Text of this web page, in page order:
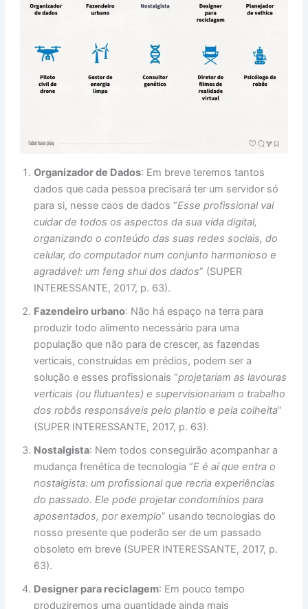
Organizador de Dados: Em breve teremos tantos
dados que cada pessoa precisará ter um servidor só
para si, nesse caos de dados “Esse profissional vai
cuidar de todos os aspectos da sua vida digital,
organizando o conteúdo das suas redes sociais, do
celular, do computador num conjunto harmonioso e
agradável: um feng shui dos dados” (SUPER
INTERESSANTE, 2017, p. 63).
Fazendeiro urbano: Não há espaço na terra para
produzir todo alimento necessário para uma
população que não para de crescer, as fazendas
verticais, construídas em prédios, podem ser a
solução e esses profissionais “projetariam as lavouras
verticais (ou flutuantes) e supervisionariam o trabalho
dos robôs responsáveis pelo plantio e pela colheita”
(SUPER INTERESSANTE, 2017, p. 63).
Nostalgista: Nem todos conseguirão acompanhar a
mudança frenética de tecnologia “E é aí que entra o
nostalgista: um profissional que recria experiências
do passado. Ele pode projetar condomínios para
aposentados, por exemplo” usando tecnologias do
nosso presente que poderão ser de um passado
obsoleto em breve (SUPER INTERESSANTE, 2017, p.
63).
Designer para reciclagem: Em pouco tempo
produziremos uma quantidade ainda mais